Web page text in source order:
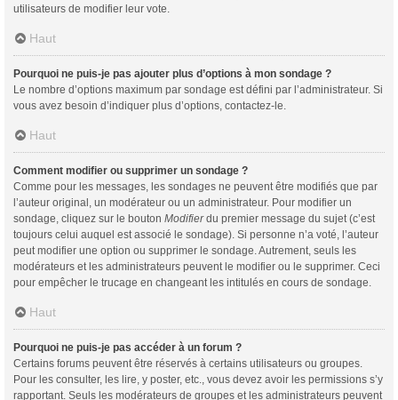
utilisateurs de modifier leur vote.
Haut
Pourquoi ne puis-je pas ajouter plus d’options à mon sondage ?
Le nombre d’options maximum par sondage est défini par l’administrateur. Si
vous avez besoin d’indiquer plus d’options, contactez-le.
Haut
Comment modifier ou supprimer un sondage ?
Comme pour les messages, les sondages ne peuvent être modifiés que par
l’auteur original, un modérateur ou un administrateur. Pour modifier un
sondage, cliquez sur le bouton Modifierdu premier message du sujet (c’est
toujours celui auquel est associé le sondage). Si personne n’a voté, l’auteur
peut modifier une option ou supprimer le sondage. Autrement, seuls les
modérateurs et les administrateurs peuvent le modifier ou le supprimer. Ceci
pour empêcher le trucage en changeant les intitulés en cours de sondage.
Haut
Pourquoi ne puis-je pas accéder à un forum ?
Certains forums peuvent être réservés à certains utilisateurs ou groupes.
Pour les consulter, les lire, y poster, etc., vous devez avoir les permissions s’y
rapportant. Seuls les modérateurs de groupes et les administrateurs peuvent